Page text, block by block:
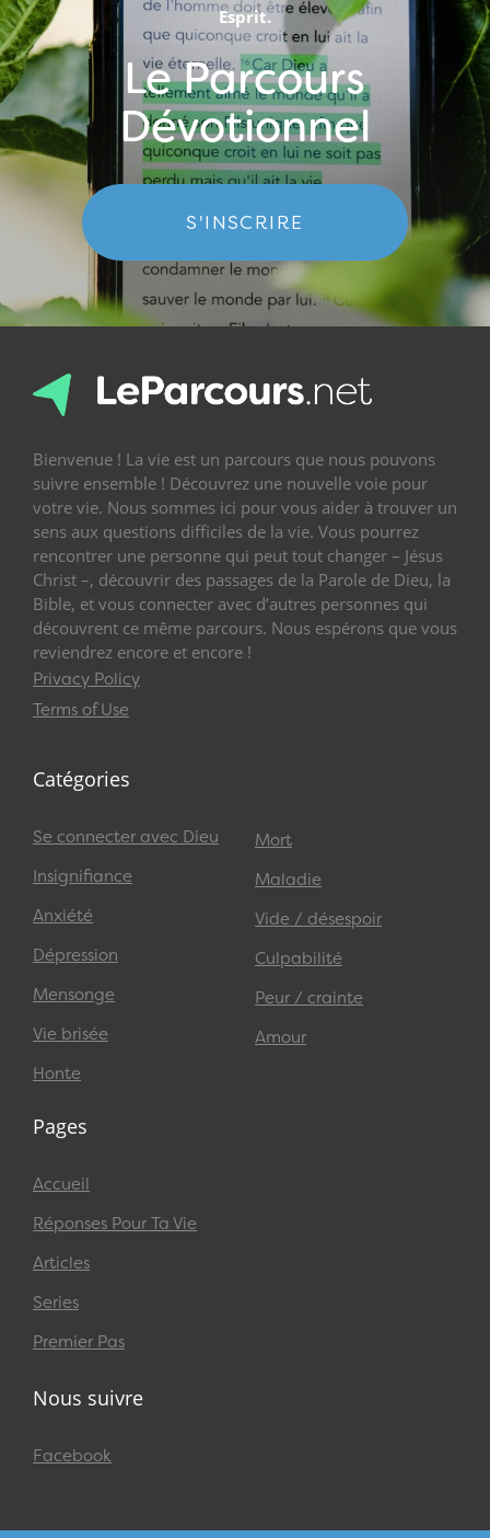
Esprit.
Le Parcours
Dévotionnel
S'INSCRIRE
Bienvenue ! La vie est un parcours que nous pouvons
suivre ensemble ! Découvrez une nouvelle voie pour
votre vie. Nous sommes ici pour vous aider à trouver un
sens aux questions difficiles de la vie. Vous pourrez
rencontrer une personne qui peut tout changer – Jésus
Christ –, découvrir des passages de la Parole de Dieu, la
Bible, et vous connecter avec d’autres personnes qui
découvrent ce même parcours. Nous espérons que vous
reviendrez encore et encore !
Privacy Policy
Terms of Use
Catégories
Se connecter avec Dieu
Insignifiance
Anxiété
Dépression
Mensonge
Vie brisée
Honte
Mort
Maladie
Vide / désespoir
Culpabilité
Peur / crainte
Amour
Pages
Accueil
Réponses Pour Ta Vie
Articles
Series
Premier Pas
Nous suivre
Facebook